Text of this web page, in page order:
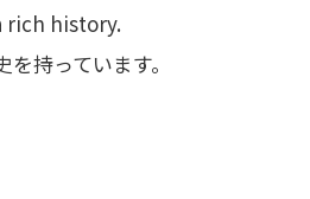
rich history.
持っています。